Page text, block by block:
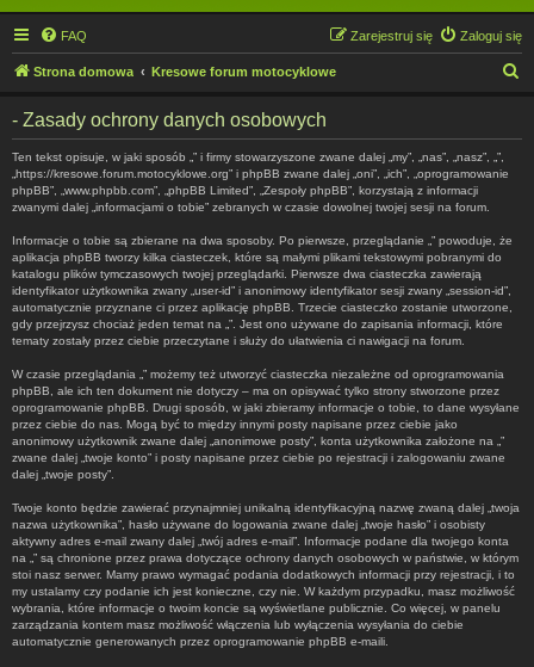
FAQ Zaloguj się
Zarejestruj się
Strona domowa Kresowe forum motocyklowe
- Zasady ochrony danych osobowych
Ten tekst opisuje, w jaki sposób „” i firmy stowarzyszone zwane dalej „my”, „nas”, „nasz”, „”,
„https://kresowe.forum.motocyklowe.org” i phpBB zwane dalej „oni”, „ich”, „oprogramowanie
phpBB”, „www.phpbb.com”, „phpBB Limited”, „Zespoły phpBB”, korzystają z informacji
zwanymi dalej „informacjami o tobie” zebranych w czasie dowolnej twojej sesji na forum.
Informacje o tobie są zbierane na dwa sposoby. Po pierwsze, przeglądanie „” powoduje, że
aplikacja phpBB tworzy kilka ciasteczek, które są małymi plikami tekstowymi pobranymi do
katalogu plików tymczasowych twojej przeglądarki. Pierwsze dwa ciasteczka zawierają
identyfikator użytkownika zwany „user-id” i anonimowy identyfikator sesji zwany „session-id”,
automatycznie przyznane ci przez aplikację phpBB. Trzecie ciasteczko zostanie utworzone,
gdy przejrzysz chociaż jeden temat na „”. Jest ono używane do zapisania informacji, które
tematy zostały przez ciebie przeczytane i służy do ułatwienia ci nawigacji na forum.
W czasie przeglądania „” możemy też utworzyć ciasteczka niezależne od oprogramowania
phpBB, ale ich ten dokument nie dotyczy – ma on opisywać tylko strony stworzone przez
oprogramowanie phpBB. Drugi sposób, w jaki zbieramy informacje o tobie, to dane wysyłane
przez ciebie do nas. Mogą być to między innymi posty napisane przez ciebie jako
anonimowy użytkownik zwane dalej „anonimowe posty”, konta użytkownika założone na „”
zwane dalej „twoje konto” i posty napisane przez ciebie po rejestracji i zalogowaniu zwane
dalej „twoje posty”.
Twoje konto będzie zawierać przynajmniej unikalną identyfikacyjną nazwę zwaną dalej „twoja
nazwa użytkownika”, hasło używane do logowania zwane dalej „twoje hasło” i osobisty
aktywny adres e-mail zwany dalej „twój adres e-mail”. Informacje podane dla twojego konta
na „” są chronione przez prawa dotyczące ochrony danych osobowych w państwie, w którym
stoi nasz serwer. Mamy prawo wymagać podania dodatkowych informacji przy rejestracji, i to
my ustalamy czy podanie ich jest konieczne, czy nie. W każdym przypadku, masz możliwość
wybrania, które informacje o twoim koncie są wyświetlane publicznie. Co więcej, w panelu
zarządzania kontem masz możliwość włączenia lub wyłączenia wysyłania do ciebie
automatycznie generowanych przez oprogramowanie phpBB e-maili.